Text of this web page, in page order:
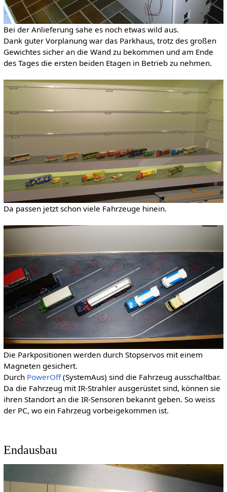
Bei der Anlieferung sahe es noch etwas wild aus.
Dank guter Vorplanung war das Parkhaus, trotz des großen
Gewichtes sicher an die Wand zu bekommen und am Ende
des Tages die ersten beiden Etagen in Betrieb zu nehmen.
Da passen jetzt schon viele Fahrzeuge hinein.
Die Parkpositionen werden durch Stopservos mit einem
Magneten gesichert.
Durch PowerOff(SystemAus) sind die Fahrzeug ausschaltbar.
Da die Fahrzeug mit IR-Strahler ausgerüstet sind, können sie
ihren Standort an die IR-Sensoren bekannt geben. So weiss
der PC, wo ein Fahrzeug vorbeigekommen ist.
Endausbau